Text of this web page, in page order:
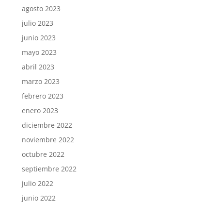
agosto 2023
julio 2023
junio 2023
mayo 2023
abril 2023
marzo 2023
febrero 2023
enero 2023
diciembre 2022
noviembre 2022
octubre 2022
septiembre 2022
julio 2022
junio 2022